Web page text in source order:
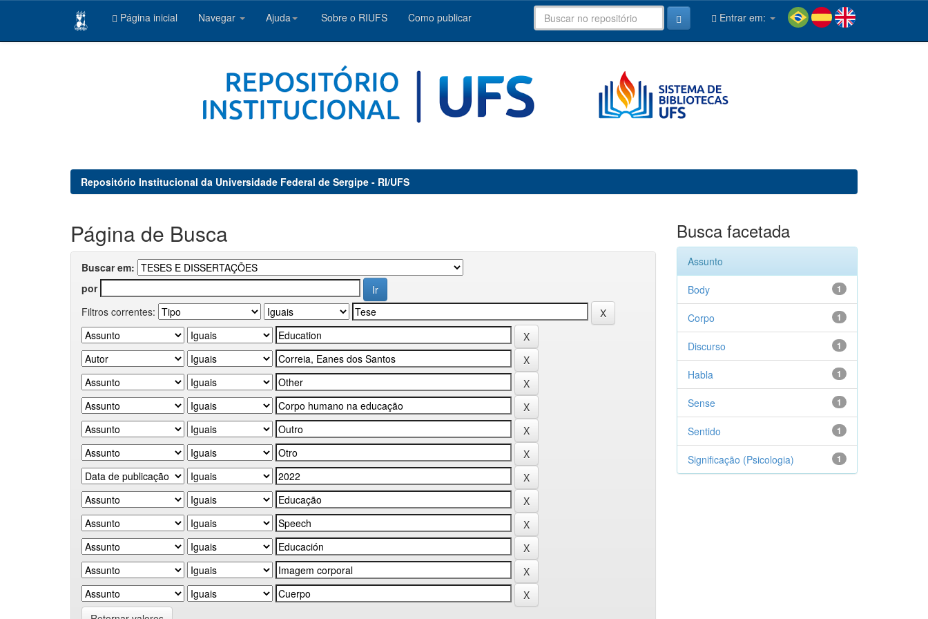
Página inicial Navegar Ajuda Sobre o RIUFS Como publicar Entrar em:
Repositório Institucional da Universidade Federal de Sergipe - RI/UFS
Página de Busca
Buscar em:
por
Filtros correntes:
Busca facetada
Assunto
1
Body
1
Corpo
1
Discurso
1
Habla
1
Sense
1
Sentido
1
Significação (Psicologia)